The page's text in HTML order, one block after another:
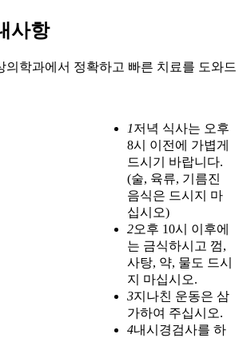
사항
의학과에서 정확하고 빠른 치료를 도와드
1저녁 식사는 오후
8시 이전에 가볍게
드시기 바랍니다.
(술, 육류, 기름진
음식은 드시지 마
십시오)
2오후 10시 이후에
는 금식하시고 껌,
사탕, 약, 물도 드시
지 마십시오.
3지나친 운동은 삼
가하여 주십시오.
4내시경검사를 하